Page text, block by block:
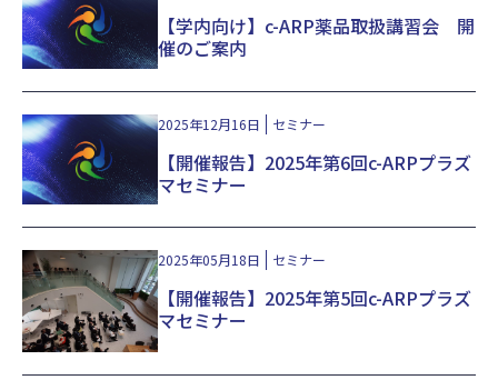
国立大学法人東海国立大学機構
【学内向け】c-ARP薬品取扱講習会 開
催のご案内
2025年12月16日 セミナー
【開催報告】2025年第6回c-ARPプラズ
マセミナー
2025年05月18日 セミナー
【開催報告】2025年第5回c-ARPプラズ
マセミナー